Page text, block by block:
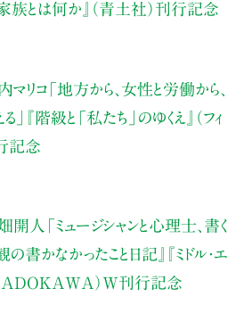
家族とは何か』（青土社）刊行記念
リコ「地方から、女性と労働から、
」
『階級と「私たち」のゆくえ』（フィ
記念
開人
「ミュージシャンと心理士、書く
書かなかったこと日記』『ミドル・エ
KADOKAWA）W刊行記念